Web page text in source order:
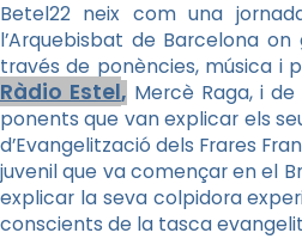
Betel22 neix com una
l’Arquebisbat de Barcelona
través de ponències, música i
Ràdio Estel, Mercè Raga, i
ponents que van explicar els
d’Evangelització dels Frares
juvenil que va començar en el
explicar la seva colpidora
conscients de la tasca